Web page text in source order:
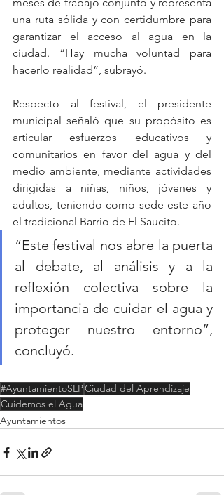
una ruta sólida y con certidumbre para
garantizar el acceso al agua en la
ciudad. “Hay mucha voluntad para
hacerlo realidad”, subrayó.
Respecto al festival, el presidente
municipal señaló que su propósito es
articular esfuerzos educativos y
comunitarios en favor del agua y del
medio ambiente, mediante actividades
dirigidas a niñas, niños, jóvenes y
adultos, teniendo como sede este año
el tradicional Barrio de El Saucito.
“Este festival nos abre la puerta
al debate, al análisis y a la
reflexión colectiva sobre la
importancia de cuidar el agua y
proteger nuestro entorno”,
concluyó.
#AyuntamientoSLPCiudad del Aprendizaje
Cuidemos el Agua
Ayuntamientos